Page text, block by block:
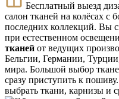
Бесплатный выезд
салон тканей на колёсах с
последних коллекций. Вы
при естественном
тканей от ведущих
Бельгии, Германии,
мира. Большой выбор
сразу приступить к пошиву.
выбрать ткани, карнизы и